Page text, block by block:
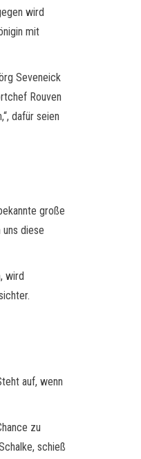
wird
mit
Seveneick
Rouven
dafür seien
große
diese
wird
auf, wenn
zu
schieß